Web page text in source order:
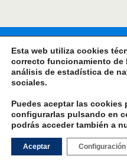
Esta web utiliza cookies
correcto funcionamiento de
análisis de estadística de
sociales.
Puedes aceptar las
configurarlas pulsando en
podrás acceder también a
Aceptar Configuración